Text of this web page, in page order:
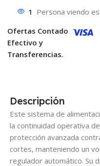
1 Persona viendo
Ofertas Contado
Efectivo y
Transferencias.
Descripción
Este sistema de
la continuidad operativa
protección avanzada
cortes, manteniendo un
regulador automático. Su